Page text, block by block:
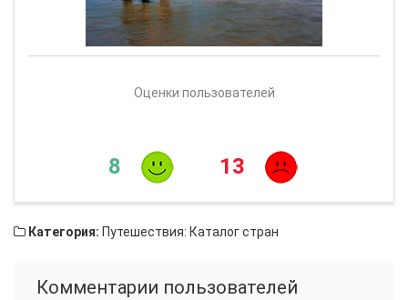
Оценки пользователей
8 13
Категория: Путешествия: Каталог стран
Комментарии пользователей